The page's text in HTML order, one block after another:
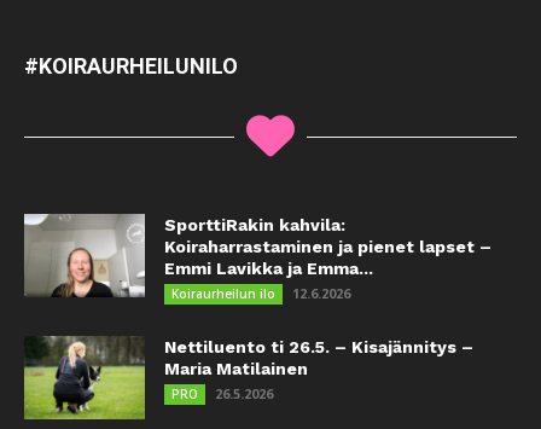
#KOIRAURHEILUNILO
SporttiRakin kahvila:
Koiraharrastaminen ja pienet lapset –
Emmi Lavikka ja Emma...
Koiraurheilun ilo 12.6.2026
Nettiluento ti 26.5. – Kisajännitys –
Maria Matilainen
PRO 26.5.2026